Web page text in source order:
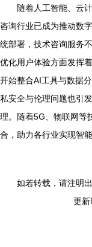
随着人工智能、云
咨询行业已成为推动数
统部署，技术咨询服务
优化用户体验方面发挥
开始整合AI工具与数据
私安全与伦理问题也引
理。随着5G、物联网等
合，助力各行业实现智能
如若转载，请注明
更